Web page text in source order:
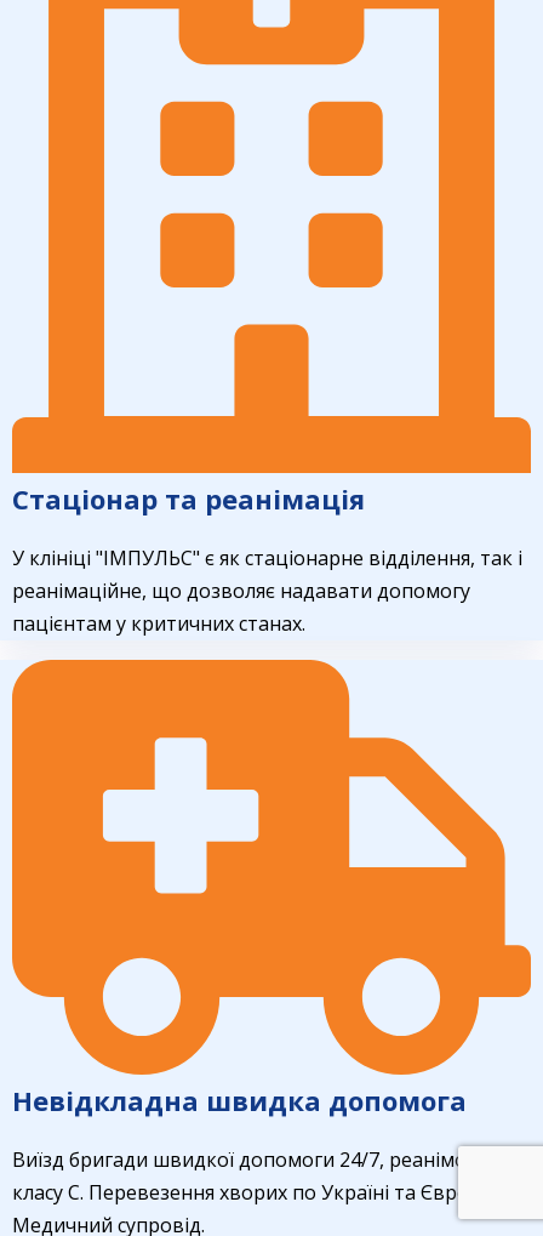
Стаціонар та реанімація
У клініці "ІМПУЛЬС" є як стаціонарне відділення, так і
реанімаційне, що дозволяє надавати допомогу
пацієнтам у критичних станах.
Невідкладна швидка допомога
Виїзд бригади швидкої допомоги 24/7, реанімобілі
класу С. Перевезення хворих по Україні та Єврозоні.
Медичний супровід.